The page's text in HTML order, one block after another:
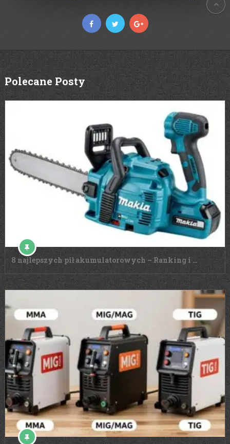
Polecane Posty
8 najlepszych pił akumulatorowych – Ranking i …